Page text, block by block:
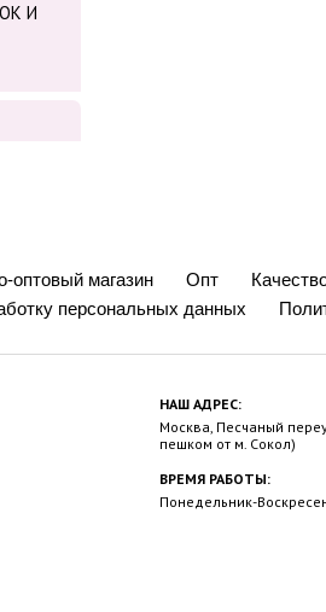
И
оптовый магазин Опт
персональных данных
НАШ АДРЕС:
Москва, Песчаный
пешком от м. Сокол)
ВРЕМЯ РАБОТЫ:
Понедельник-